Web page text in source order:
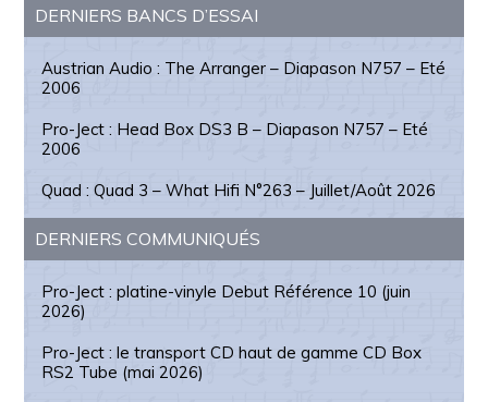
Barre
latérale
principale
DERNIERS BANCS D’ESSAI
Austrian Audio : The Arranger – Diapason N757 – Eté
2006
Pro-Ject : Head Box DS3 B – Diapason N757 – Eté
2006
Quad : Quad 3 – What Hifi N°263 – Juillet/Août 2026
DERNIERS COMMUNIQUÉS
Pro-Ject : platine-vinyle Debut Référence 10 (juin
2026)
Pro-Ject : le transport CD haut de gamme CD Box
RS2 Tube (mai 2026)